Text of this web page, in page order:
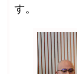
す。